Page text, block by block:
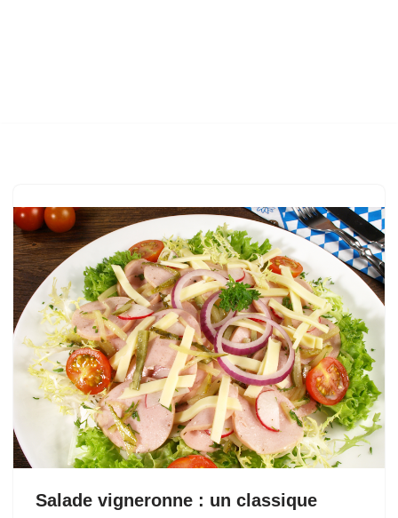
Salade vigneronne : un classique